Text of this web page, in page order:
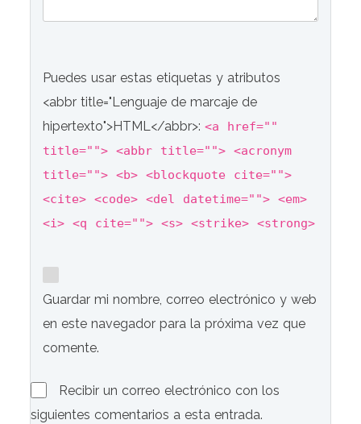
Puedes usar estas etiquetas y atributos
<abbr title="Lenguaje de marcaje de
hipertexto">HTML</abbr>:<a href=""
title=""> <abbr title=""> <acronym
title=""> <b> <blockquote cite="">
<cite> <code> <del datetime=""> <em>
<i> <q cite=""> <s> <strike> <strong>
Guardar mi nombre, correo electrónico y web
en este navegador para la próxima vez que
comente.
Recibir un correo electrónico con los
siguientes comentarios a esta entrada.